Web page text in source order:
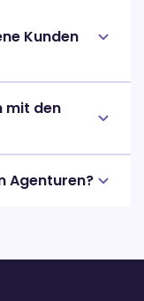
Kunden
mit den
Agenturen?